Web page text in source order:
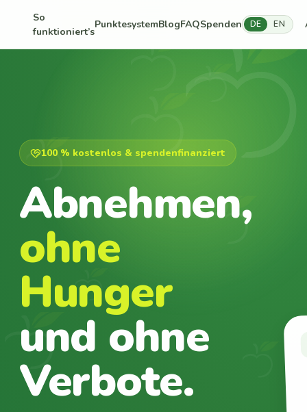
So
funktioniert’s
PunktesystemBlogFAQSpenden DE EN
100 % kostenlos & spendenfinanziert
Abnehmen,
ohne
Hunger
und ohne
Verbote.